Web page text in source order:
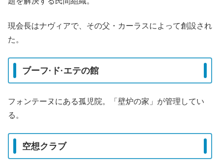
現会長はナヴィアで、その父・カーラスによって創設され
た。
ブーフ·ド·エテの館
フォンテーヌにある孤児院。「壁炉の家」が管理してい
る。
空想クラブ